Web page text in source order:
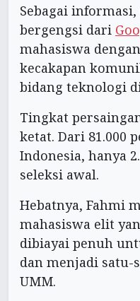
Sebagai
bergengsi dari
mahasiswa
kecakapan
bidang teknologi
Tingkat
ketat. Dari 81.000
Indonesia, hanya
seleksi awal.
Hebatnya, Fahmi
mahasiswa elit
dibiayai penuh
dan menjadi
UMM.